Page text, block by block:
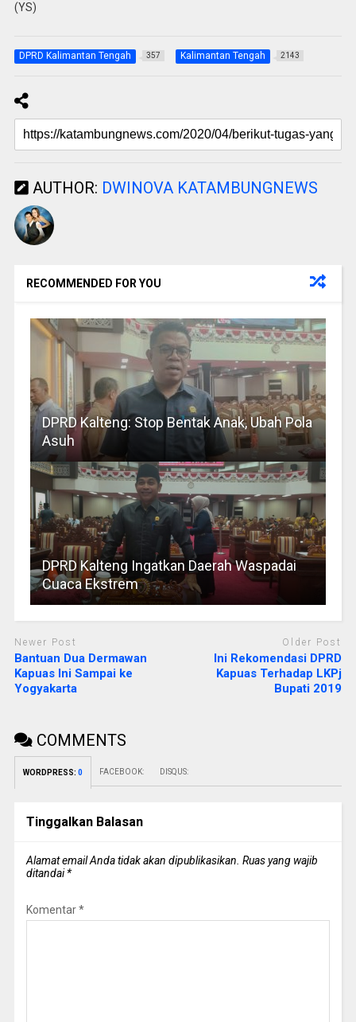
(YS)
DPRD Kalimantan Tengah 357 Kalimantan Tengah 2143
AUTHOR: DWINOVA KATAMBUNGNEWS
RECOMMENDED FOR YOU
DPRD Kalteng: Stop Bentak Anak, Ubah Pola
Asuh
DPRD Kalteng Ingatkan Daerah Waspadai
Cuaca Ekstrem
Newer Post
Bantuan Dua Dermawan
Kapuas Ini Sampai ke
Yogyakarta
Older Post
Ini Rekomendasi DPRD
Kapuas Terhadap LKPj
Bupati 2019
COMMENTS
WORDPRESS: 0 FACEBOOK: DISQUS:
Tinggalkan Balasan
Alamat email Anda tidak akan dipublikasikan. Ruas yang wajib
ditandai*
Komentar*